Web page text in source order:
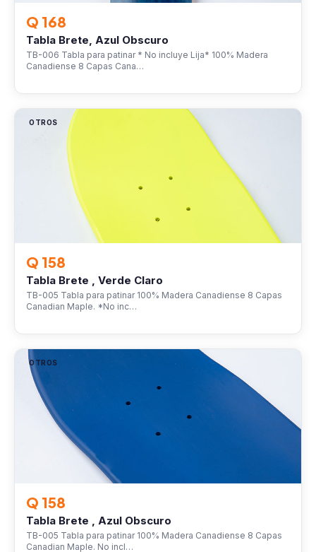
Q 168
Tabla Brete, Azul Obscuro
TB-006 Tabla para patinar * No incluye Lija* 100% Madera
Canadiense 8 Capas Cana…
OTROS
Q 158
Tabla Brete , Verde Claro
TB-005 Tabla para patinar 100% Madera Canadiense 8 Capas
Canadian Maple. *No inc…
OTROS
Q 158
Tabla Brete , Azul Obscuro
TB-005 Tabla para patinar 100% Madera Canadiense 8 Capas
Canadian Maple. No incl…